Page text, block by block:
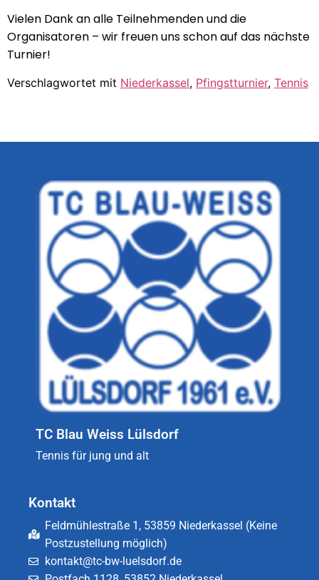
Vielen Dank an alle Teilnehmenden und die
Organisatoren – wir freuen uns schon auf das nächste
Turnier!
Verschlagwortet mit Niederkassel, Pfingstturnier, Tennis
TC Blau Weiss Lülsdorf
Tennis für jung und alt
Kontakt
Feldmühlestraße 1, 53859 Niederkassel (Keine
Postzustellung möglich)
kontakt@tc-bw-luelsdorf.de